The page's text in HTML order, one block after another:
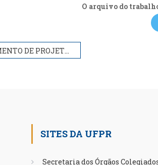
O arquivo do
DE DOIS PAVIMENTOS APLICANDO O CONCEITO BIM
SITES DA UFPR
Secretaria dos Órgãos